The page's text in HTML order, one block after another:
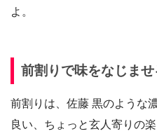
よ。
前割りで味をなじま
前割りは、佐藤 黒のような
良い、ちょっと玄人寄りの楽